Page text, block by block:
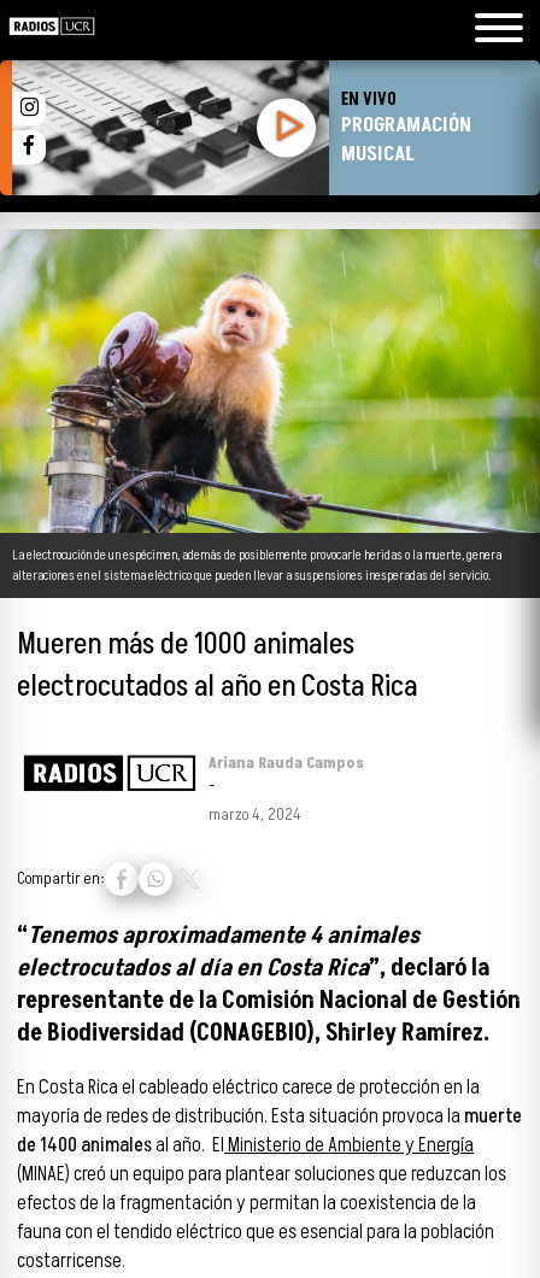
EN VIVO
PROGRAMACIÓN
MUSICAL
La electrocución de un espécimen, además de posiblemente provocarle heridas o la muerte, genera
alteraciones en el sistema eléctrico que pueden llevar a suspensiones inesperadas del servicio.
Mueren más de 1000 animales
electrocutados al año en Costa Rica
Ariana Rauda Campos
-
marzo 4, 2024
Compartir en:
“Tenemos aproximadamente 4 animales
electrocutados al día en Costa Rica”, declaró la
representante de la Comisión Nacional de Gestión
de Biodiversidad (CONAGEBIO), Shirley Ramírez.
En Costa Rica el cableado eléctrico carece de protección en la
mayoría de redes de distribución. Esta situación provoca la muerte
de 1400 animalesal año. ElMinisterio de Ambiente y Energía
(MINAE) creó un equipo para plantear soluciones que reduzcan los
efectos de la fragmentación y permitan la coexistencia de la
fauna con el tendido eléctrico que es esencial para la población
costarricense.